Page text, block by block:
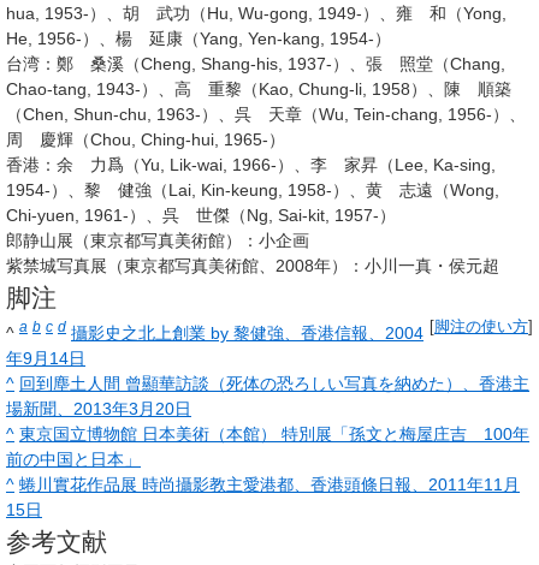
hua, 1953-）、胡 武功（Hu, Wu-gong, 1949-）、雍 和（Yong,
He, 1956-）、楊 延康（Yang, Yen-kang, 1954-）
台湾：鄭 桑溪（Cheng, Shang-his, 1937-）、張 照堂（Chang,
Chao-tang, 1943-）、高 重黎（Kao, Chung-li, 1958）、陳 順築
（Chen, Shun-chu, 1963-）、呉 天章（Wu, Tein-chang, 1956-）、
周 慶輝（Chou, Ching-hui, 1965-）
香港：余 力爲（Yu, Lik-wai, 1966-）、李 家昇（Lee, Ka-sing,
1954-）、黎 健強（Lai, Kin-keung, 1958-）、黄 志遠（Wong,
Chi-yuen, 1961-）、呉 世傑（Ng, Sai-kit, 1957-）
郎静山展（東京都写真美術館）：小企画
紫禁城写真展（東京都写真美術館、2008年）：小川一真・侯元超
脚注
脚注の使い方
^ a b c d 攝影史之北上創業 by 黎健強、香港信報、2004
年9月14日
^ 回到塵土人間 曾顯華訪談（死体の恐ろしい写真を納めた）、香港主
場新聞、2013年3月20日
^ 東京国立博物館 日本美術（本館） 特別展「孫文と梅屋庄吉 100年
前の中国と日本」
^ 蜷川實花作品展 時尚攝影教主愛港都、香港頭條日報、2011年11月
15日
参考文献